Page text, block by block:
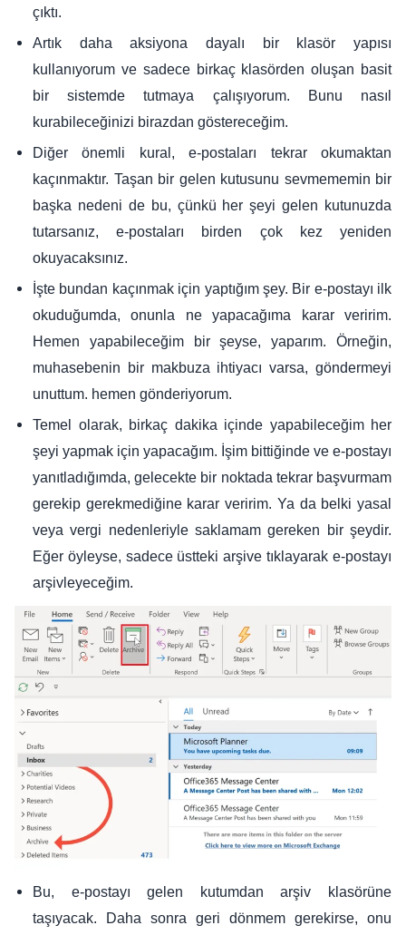
çıktı.
Artık daha aksiyona dayalı bir klasör yapısı
kullanıyorum ve sadece birkaç klasörden oluşan basit
bir sistemde tutmaya çalışıyorum. Bunu nasıl
kurabileceğinizi birazdan göstereceğim.
Diğer önemli kural, e-postaları tekrar okumaktan
kaçınmaktır. Taşan bir gelen kutusunu sevmememin bir
başka nedeni de bu, çünkü her şeyi gelen kutunuzda
tutarsanız, e-postaları birden çok kez yeniden
okuyacaksınız.
İşte bundan kaçınmak için yaptığım şey. Bir e-postayı ilk
okuduğumda, onunla ne yapacağıma karar veririm.
Hemen yapabileceğim bir şeyse, yaparım. Örneğin,
muhasebenin bir makbuza ihtiyacı varsa, göndermeyi
unuttum. hemen gönderiyorum.
Temel olarak, birkaç dakika içinde yapabileceğim her
şeyi yapmak için yapacağım. İşim bittiğinde ve e-postayı
yanıtladığımda, gelecekte bir noktada tekrar başvurmam
gerekip gerekmediğine karar veririm. Ya da belki yasal
veya vergi nedenleriyle saklamam gereken bir şeydir.
Eğer öyleyse, sadece üstteki arşive tıklayarak e-postayı
arşivleyeceğim.
Bu, e-postayı gelen kutumdan arşiv klasörüne
taşıyacak. Daha sonra geri dönmem gerekirse, onu